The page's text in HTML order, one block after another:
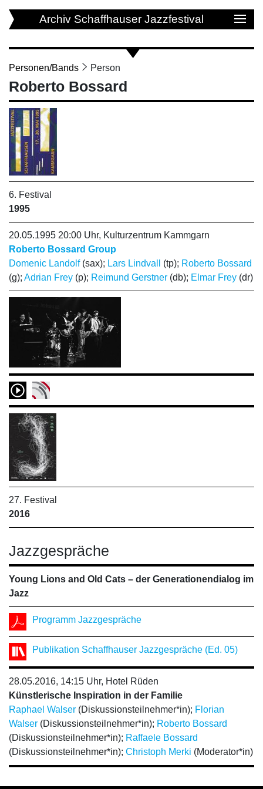
Archiv Schaffhauser Jazzfestival
Personen/Bands Person
Roberto Bossard
6. Festival
1995
20.05.1995 20:00 Uhr, Kulturzentrum Kammgarn
Roberto Bossard Group
Domenic Landolf(sax); Lars Lindvall (tp); Roberto Bossard
(g); Adrian Frey (p); Reimund Gerstner (db); Elmar Frey (dr)
27. Festival
2016
Jazzgespräche
Young Lions and Old Cats – der Generationendialog im
Jazz
Programm Jazzgespräche
Publikation Schaffhauser Jazzgespräche (Ed. 05)
28.05.2016, 14:15 Uhr, Hotel Rüden
Künstlerische Inspiration in der Familie
Raphael Walser (Diskussionsteilnehmer*in); Florian
Walser (Diskussionsteilnehmer*in); Roberto Bossard
(Diskussionsteilnehmer*in); Raffaele Bossard
(Diskussionsteilnehmer*in); Christoph Merki (Moderator*in)